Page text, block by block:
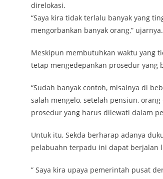
direlokasi.
“Saya kira tidak terlalu banyak yang
mengorbankan banyak orang,” ujarnya.
Meskipun membutuhkan waktu yang
tetap mengedepankan prosedur yang
“Sudah banyak contoh, misalnya di
salah mengelo, setelah pensiun,
prosedur yang harus dilewati dalam
Untuk itu, Sekda berharap adanya
pelabuahn terpadu ini dapat berjalan
” Saya kira upaya pemerintah pusat